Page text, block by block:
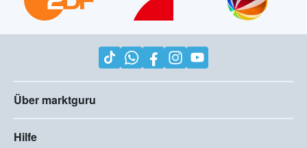
Über marktguru
Hilfe